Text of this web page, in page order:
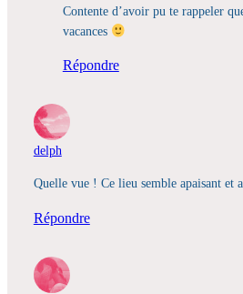
Contente d’avoir pu te rappeler
vacances
Répondre
delph
Quelle vue ! Ce lieu semble apaisant et
Répondre